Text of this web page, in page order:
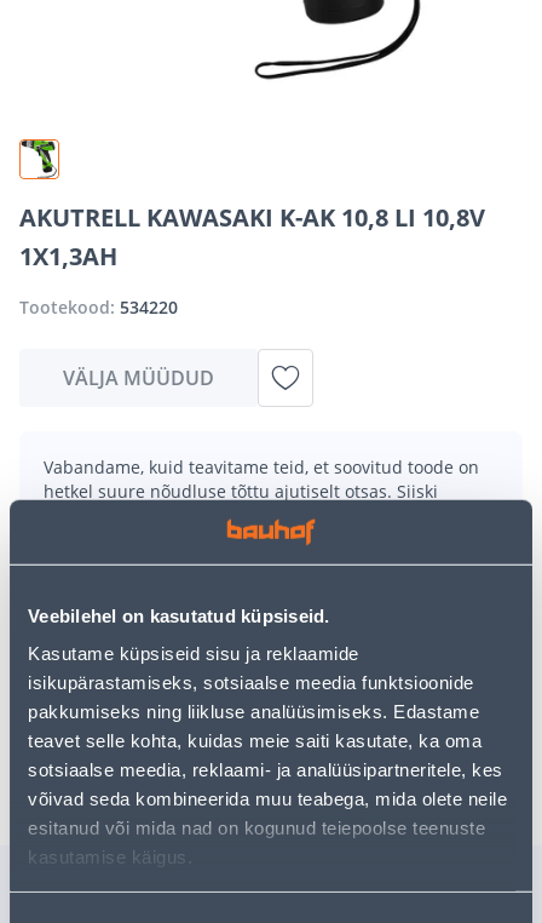
Veebilehel on kasutatud küpsiseid.
Kasutame küpsiseid sisu ja reklaamide
isikupärastamiseks, sotsiaalse meedia funktsioonide
pakkumiseks ning liikluse analüüsimiseks. Edastame
teavet selle kohta, kuidas meie saiti kasutate, ka oma
sotsiaalse meedia, reklaami- ja analüüsipartneritele, kes
võivad seda kombineerida muu teabega, mida olete neile
esitanud või mida nad on kogunud teiepoolse teenuste
kasutamise käigus.
AKUTRELL KAWASAKI K-AK 10,8 LI 10,8V
1X1,3AH
Tootekood: 534220
VÄLJA MÜÜDUD
Vabandame, kuid teavitame teid, et soovitud toode on
hetkel suure nõudluse tõttu ajutiselt otsas. Siiski
pakume suurepäraseid alternatiive samast
, mis võivad teile sama palju rõõmu
pakkuda!
uurimistööd saate jätkata, naastes
veelgi meelepärasemad valikuid. Head ostlemist!
Tarne pole võimalik